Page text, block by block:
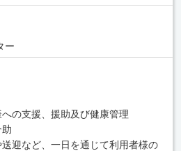
ー
の支援、援助及び健康管理
助
迎など、一日を通じて利用者様の